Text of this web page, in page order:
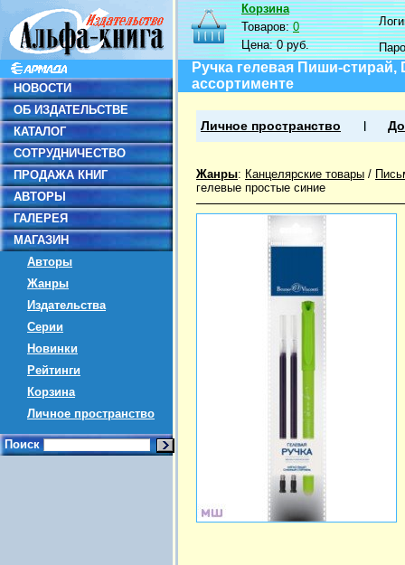
НОВОСТИ
ОБ ИЗДАТЕЛЬСТВЕ
КАТАЛОГ
СОТРУДНИЧЕСТВО
ПРОДАЖА КНИГ
АВТОРЫ
ГАЛЕРЕЯ
МАГАЗИН
Авторы
Жанры
Издательства
Серии
Новинки
Рейтинги
Корзина
Личное пространство
Поиск
Корзина
Товаров:0
Цена:0 руб.
Ручка гелевая Пиши-
ассортименте
Личное пространство
Жанры: Канцелярские товары /
гелевые простые синие